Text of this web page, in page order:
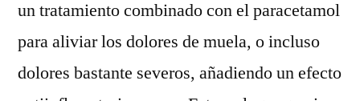
un tratamiento combinado con el paracetamol
para aliviar los dolores de muela, o incluso
dolores bastante severos, añadiendo un efecto